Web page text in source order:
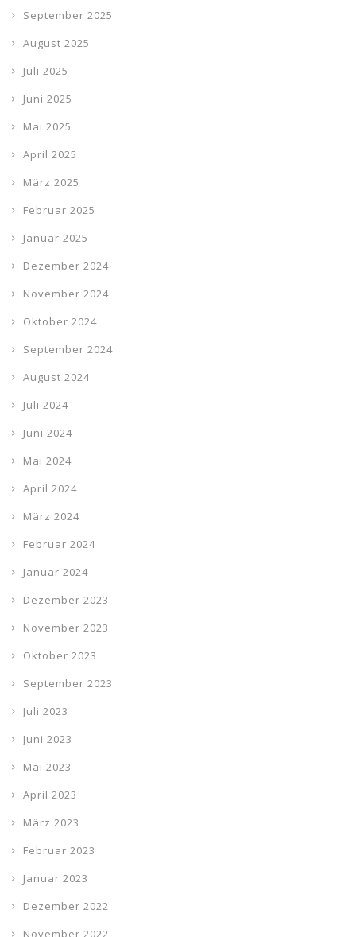
September 2025
August 2025
Juli 2025
Juni 2025
Mai 2025
April 2025
März 2025
Februar 2025
Januar 2025
Dezember 2024
November 2024
Oktober 2024
September 2024
August 2024
Juli 2024
Juni 2024
Mai 2024
April 2024
März 2024
Februar 2024
Januar 2024
Dezember 2023
November 2023
Oktober 2023
September 2023
Juli 2023
Juni 2023
Mai 2023
April 2023
März 2023
Februar 2023
Januar 2023
Dezember 2022
November 2022